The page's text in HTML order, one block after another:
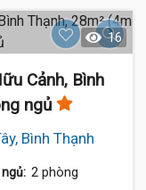
16
Cảnh, Bình
ngủ
Bình Thạnh
2 phòng